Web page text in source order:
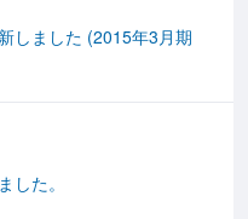
しました (2015年3月期
した。